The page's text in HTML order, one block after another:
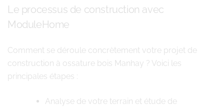
Le processus de construction avec
ModuleHome
Comment se déroule concrètement votre projet de
construction à ossature bois Manhay ? Voici les
principales étapes :
Analyse de votre terrain et étude de